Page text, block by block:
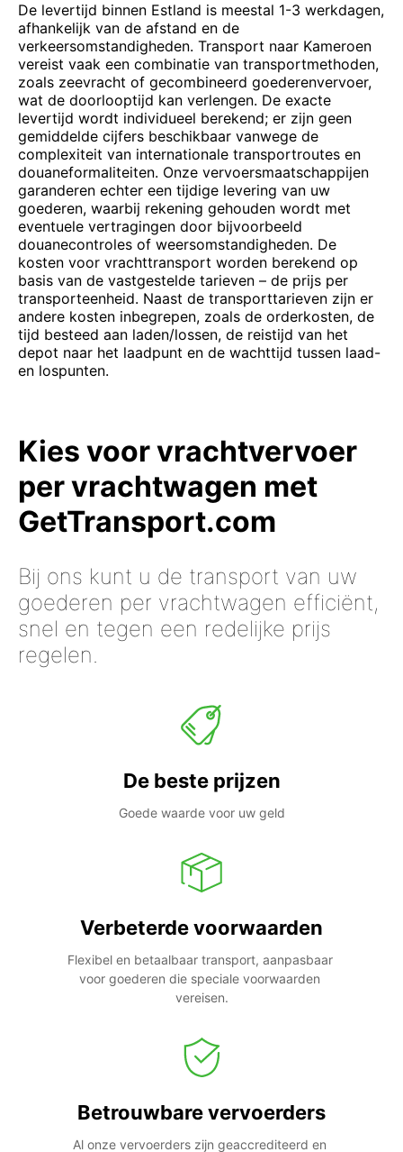
De levertijd binnen Estland is meestal 1-3 werkdagen,
afhankelijk van de afstand en de
verkeersomstandigheden. Transport naar Kameroen
vereist vaak een combinatie van transportmethoden,
zoals zeevracht of gecombineerd goederenvervoer,
wat de doorlooptijd kan verlengen. De exacte
levertijd wordt individueel berekend; er zijn geen
gemiddelde cijfers beschikbaar vanwege de
complexiteit van internationale transportroutes en
douaneformaliteiten. Onze vervoersmaatschappijen
garanderen echter een tijdige levering van uw
goederen, waarbij rekening gehouden wordt met
eventuele vertragingen door bijvoorbeeld
douanecontroles of weersomstandigheden. De
kosten voor vrachttransport worden berekend op
basis van de vastgestelde tarieven – de prijs per
transporteenheid. Naast de transporttarieven zijn er
andere kosten inbegrepen, zoals de orderkosten, de
tijd besteed aan laden/lossen, de reistijd van het
depot naar het laadpunt en de wachttijd tussen laad-
en lospunten.
Kies voor vrachtvervoer
per vrachtwagen met
GetTransport.com
Bij ons kunt u de transport van uw
goederen per vrachtwagen efficiënt,
snel en tegen een redelijke prijs
regelen.
De beste prijzen
Goede waarde voor uw geld
Verbeterde voorwaarden
Flexibel en betaalbaar transport, aanpasbaar
voor goederen die speciale voorwaarden
vereisen.
Betrouwbare vervoerders
Al onze vervoerders zijn geaccrediteerd en